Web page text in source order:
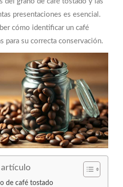
presentaciones es esencial.
cómo identificar un café
para su correcta conservación.
de café tostado